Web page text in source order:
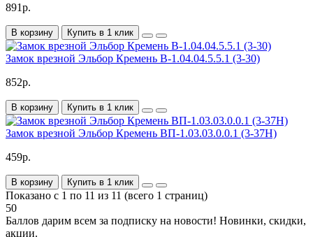
891р.
В корзину Купить в 1 клик
Замок врезной Эльбор Кремень В-1.04.04.5.5.1 (3-30)
852р.
В корзину Купить в 1 клик
Замок врезной Эльбор Кремень ВП-1.03.03.0.0.1 (3-37Н)
459р.
В корзину Купить в 1 клик
Показано с 1 по 11 из 11 (всего 1 страниц)
50
Баллов дарим всем за подписку на новости! Новинки, скидки,
акции.